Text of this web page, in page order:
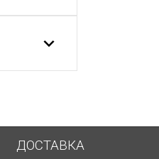
ДОСТАВКА